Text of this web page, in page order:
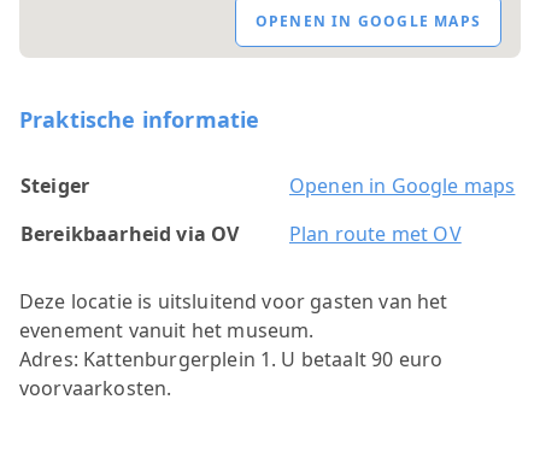
OPENEN IN GOOGLE MAPS
Praktische informatie
Steiger
Openen in Google maps
Bereikbaarheid via OV
Plan route met OV
Deze locatie is uitsluitend voor gasten van het
evenement vanuit het museum.
Adres: Kattenburgerplein 1. U betaalt 90 euro
voorvaarkosten.